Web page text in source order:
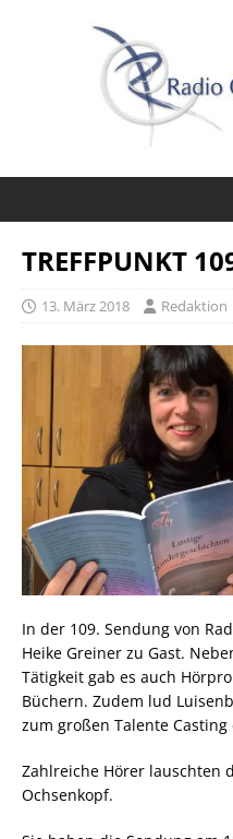
TREFFPUNKT
13. März 2018 Redaktion
In der 109. Sendung von
Heike Greiner zu Gast.
Tätigkeit gab es auch
Büchern. Zudem lud
zum großen Talente Casting
Zahlreiche Hörer lauschten
Ochsenkopf.